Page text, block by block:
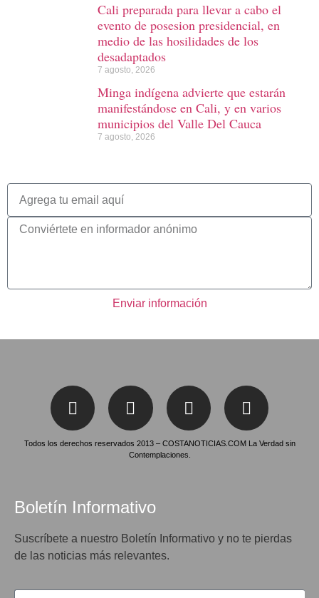
Cali preparada para llevar a cabo el
evento de posesion presidencial, en
medio de las hosilidades de los
desadaptados
7 agosto, 2026
Minga indígena advierte que estarán
manifestándose en Cali, y en varios
municipios del Valle Del Cauca
7 agosto, 2026
Enviar información
Todos los derechos reservados 2013 – COSTANOTICIAS.COM La Verdad sin
Contemplaciones.
Boletín Informativo
Suscríbete a nuestro Boletín Informativo y no te pierdas
de las noticias más relevantes.